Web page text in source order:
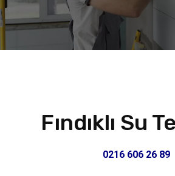
Fındıklı Su
0216 606 26 89